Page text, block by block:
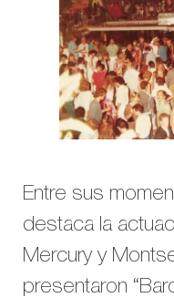
Entre sus
destaca la
Mercury y
presentaron